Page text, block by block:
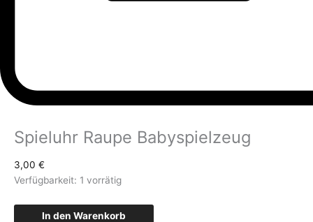
Spieluhr Raupe Babyspielzeug
3,00 €
Verfügbarkeit: 1 vorrätig
In den Warenkorb